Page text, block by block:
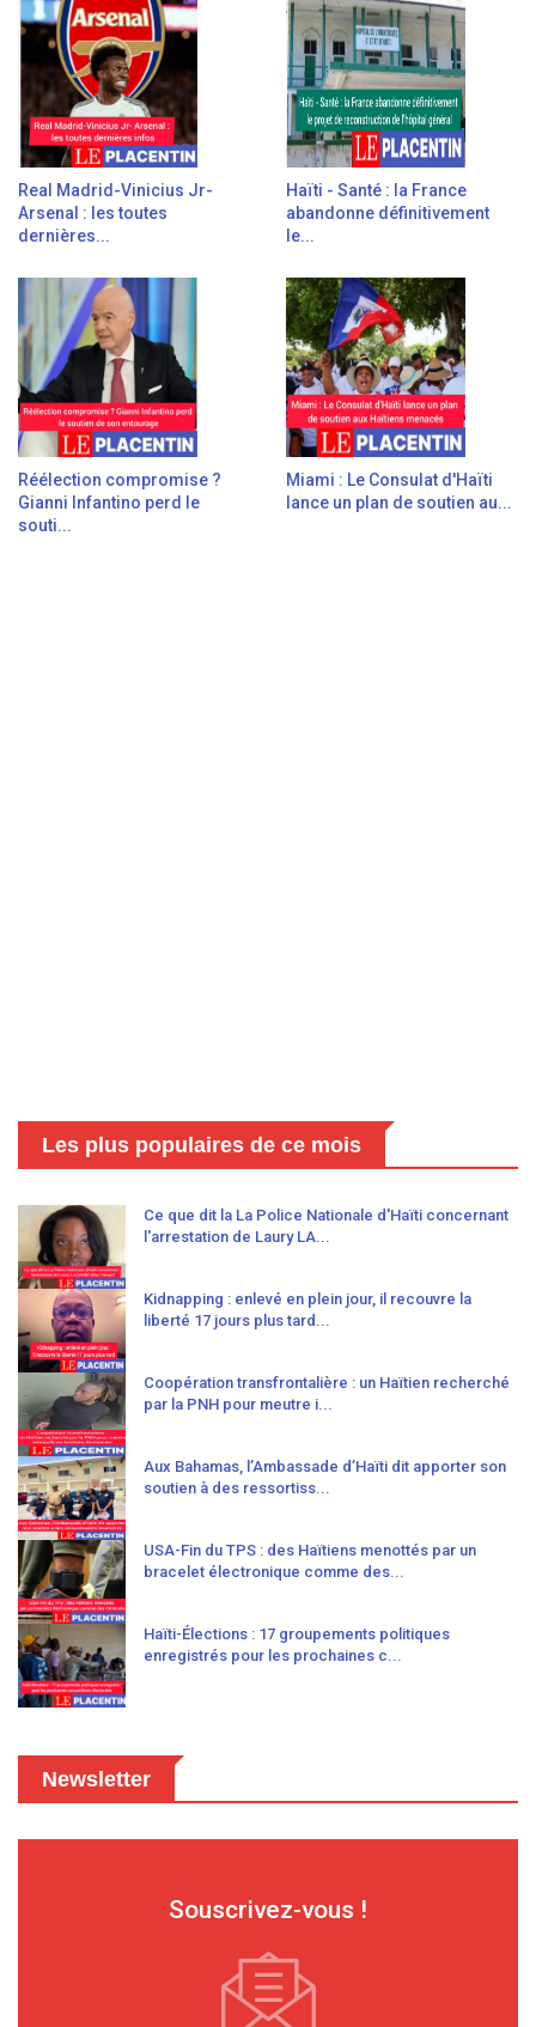
Real Madrid-Vinicius Jr-
Arsenal : les toutes
dernières...
Haïti - Santé : la France
abandonne définitivement
le...
Réélection compromise ?
Gianni Infantino perd le
souti...
Miami : Le Consulat d'Haïti
lance un plan de soutien au...
Les plus populaires de ce mois
Ce que dit la La Police Nationale d'Haïti concernant
l'arrestation de Laury LA...
Kidnapping : enlevé en plein jour, il recouvre la
liberté 17 jours plus tard...
Coopération transfrontalière : un Haïtien recherché
par la PNH pour meutre i...
Aux Bahamas, l’Ambassade d’Haïti dit apporter son
soutien à des ressortiss...
USA-Fin du TPS : des Haïtiens menottés par un
bracelet électronique comme des...
Haïti-Élections : 17 groupements politiques
enregistrés pour les prochaines c...
Newsletter
Souscrivez-vous !